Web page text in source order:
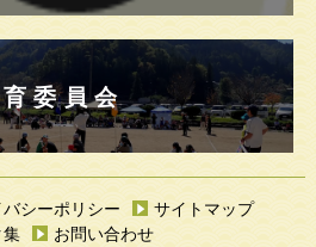
委員会
シーポリシー
サイトマップ
集
お問い合わせ